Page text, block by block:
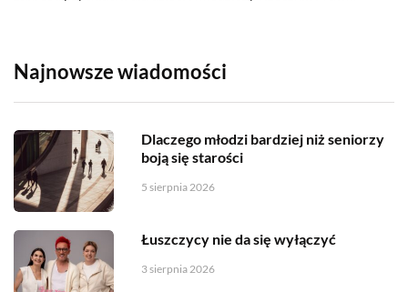
Najnowsze wiadomości
Dlaczego młodzi bardziej niż seniorzy
boją się starości
5 sierpnia 2026
Łuszczycy nie da się wyłączyć
3 sierpnia 2026